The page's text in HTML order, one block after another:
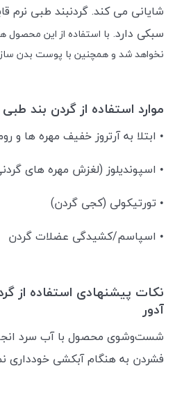
شایانی می کند.گردنبند طبی
سبکی دارد. با استفاده از این محصول
نخواهد شد و همچنین با پوست بدن
موارد استفاده از گردن بند طبی
• ابتلا به آرتروز خفیف مهره ها و
• اسپوندیلوز (لغزش مهره های
• تورتیکولی (کجی گردن)
• اسپاسم/کشیدگی عضلات گردن
نکات پیشنهادی استفاده از
آدور
شست‌وشوی محصول با آب سرد
فشردن به هنگام آبکشی خودداری